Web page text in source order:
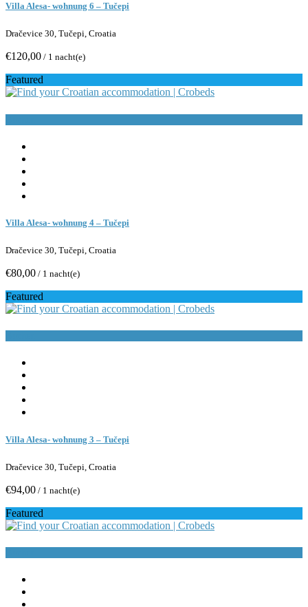
Villa Alesa- wohnung 6 – Tučepi
Dračevice 30, Tučepi, Croatia
€120,00 / 1 nacht(e)
Featured
Villa Alesa- wohnung 4 – Tučepi
Dračevice 30, Tučepi, Croatia
€80,00 / 1 nacht(e)
Featured
Villa Alesa- wohnung 3 – Tučepi
Dračevice 30, Tučepi, Croatia
€94,00 / 1 nacht(e)
Featured